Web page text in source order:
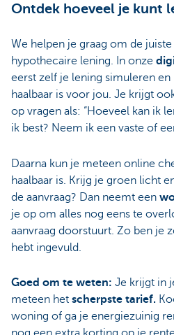
Ontdek hoeveel je kunt
We helpen je graag om de
hypothecaire lening. In onze
eerst zelf je lening simuleren
haalbaar is voor jou. Je krijgt
op vragen als: “Hoeveel kan ik
ik best? Neem ik een vaste of
Daarna kun je meteen online
haalbaar is. Krijg je groen licht
de aanvraag? Dan neemt een
je op om alles nog eens te
aanvraag doorstuurt. Zo ben je
hebt ingevuld.
Goed om te weten: Je krijgt in
meteen het scherpste tarief.
woning of ga je energiezuinig